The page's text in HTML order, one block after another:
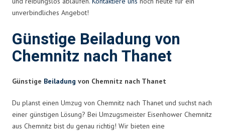
unverbindliches Angebot!
Günstige Beiladung von
Chemnitz nach Thanet
Günstige Beiladung von Chemnitz nach Thanet
Du planst einen Umzug von Chemnitz nach Thanet und suchst nach
einer günstigen Lösung? Bei Umzugsmeister Eisenhower Chemnitz
aus Chemnitz bist du genau richtig! Wir bieten eine